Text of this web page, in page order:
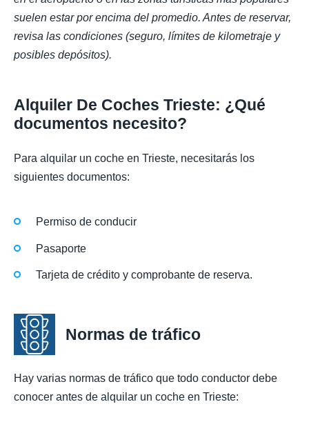
suelen estar por encima del promedio. Antes de reservar,
revisa las condiciones (seguro, límites de kilometraje y
posibles depósitos).
Alquiler De Coches Trieste: ¿Qué
documentos necesito?
Para alquilar un coche en Trieste, necesitarás los
siguientes documentos:
Permiso de conducir
Pasaporte
Tarjeta de crédito y comprobante de reserva.
Normas de tráfico
Hay varias normas de tráfico que todo conductor debe
conocer antes de alquilar un coche en Trieste: